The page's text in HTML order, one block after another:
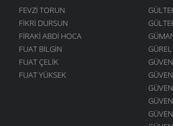
FEVZI TORUN
FIKRI DURSUN
FIRAKI ABDI HOCA
FUAT BILGIN
FUAT ÇELIK
FUAT YÜKSEK